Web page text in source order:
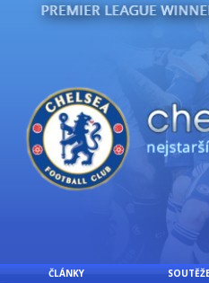
ČLÁNKY